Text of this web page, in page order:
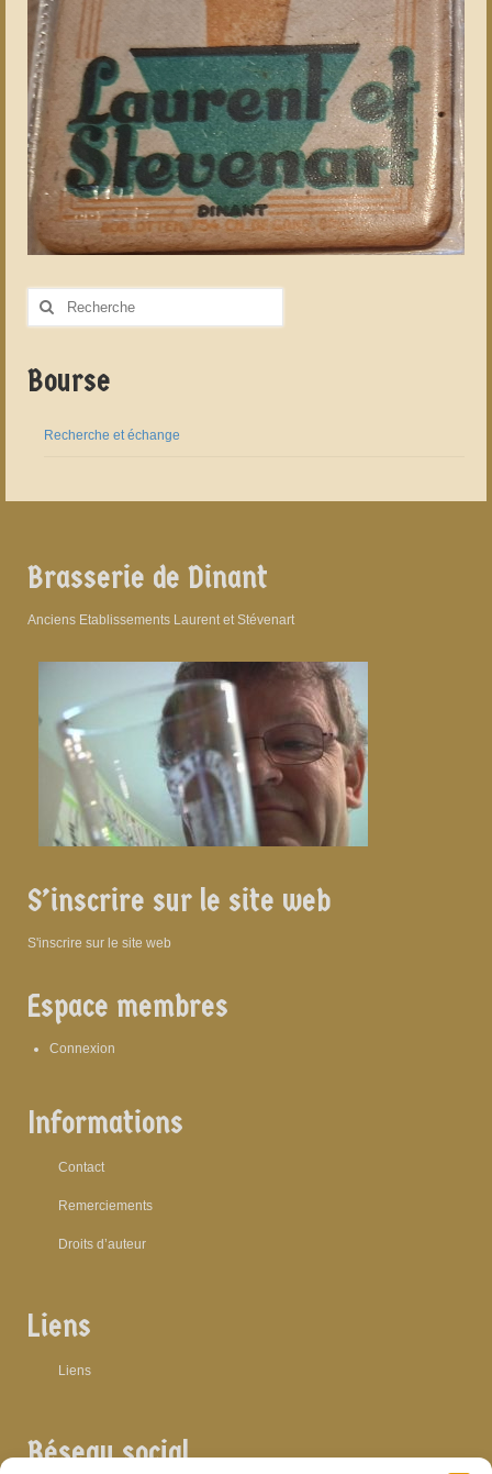
Rechercher
Bourse
Recherche et échange
Brasserie de Dinant
Anciens Etablissements Laurent et Stévenart
S’inscrire sur le site web
S'inscrire sur le site web
Espace membres
Connexion
Informations
Contact
Remerciements
Droits d’auteur
Liens
Liens
Réseau social